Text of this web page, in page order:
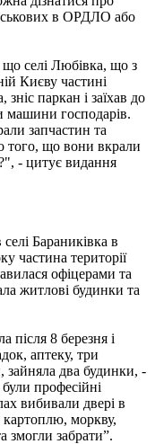
в ОРДЛО або
що селі Любівка, що з
Києву частині
паркан і заїхав до
машини господарів.
запчастин та
того, що вони вкрали
- цитує видання
Бараниківка в
частина території
офіцерами та
житлові будинки та
після 8 березня і
аптеку, три
зайняла два будинки, -
професійні
вибивали двері в
картоплю, моркву,
змогли забрати”.